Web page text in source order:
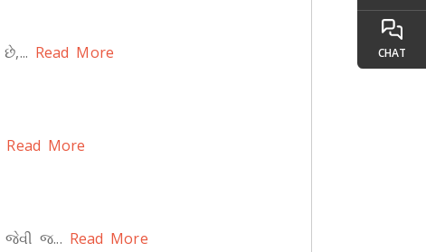
Read More
Read More
જેવી જ... Read More
CHAT